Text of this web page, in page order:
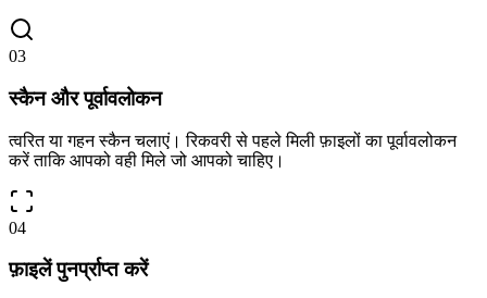
03
स्कैन और पूर्वावलोकन
त्वरित या गहन स्कैन चलाएं। रिकवरी से पहले मिली फ़ाइलों का पूर्वावलोकन
करें ताकि आपको वही मिले जो आपको चाहिए।
04
फ़ाइलें पुनर्प्राप्त करें